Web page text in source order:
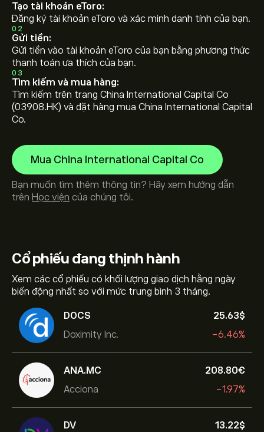
Cổ phiếu đang thịnh hành
Xem các cổ phiếu có khối lượng giao dịch hằng ngày
biến động nhất so với mức trung bình 3 tháng.
DOCS
Doximity Inc.
25.63‎$‎
-6.46%
ANA.MC
Acciona
208.80‎€‎
-1.97%
DV
13.22‎$‎
Tạo tài khoản eToro:
Đăng ký tài khoản eToro và xác minh danh tính của bạn.
02
Gửi tiền:
Gửi tiền vào tài khoản eToro của bạn bằng phương thức
thanh toán ưa thích của bạn.
03
Tìm kiếm và mua hàng:
Tìm kiếm trên trang China International Capital Co
(03908.HK) và đặt hàng mua China International Capital
Co.
Mua China International Capital Co
Bạn muốn tìm thêm thông tin? Hãy xem hướng dẫn
trên Học viện của chúng tôi.